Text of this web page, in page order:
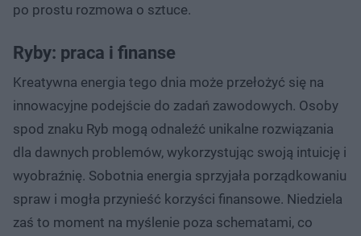
po prostu rozmowa o sztuce.
Ryby: praca i finanse
Kreatywna energia tego dnia może przełożyć się na
innowacyjne podejście do zadań zawodowych. Osoby
spod znaku Ryb mogą odnaleźć unikalne rozwiązania
dla dawnych problemów, wykorzystując swoją intuicję i
wyobraźnię. Sobotnia energia sprzyjała porządkowaniu
spraw i mogła przynieść korzyści finansowe. Niedziela
zaś to moment na myślenie poza schematami, co